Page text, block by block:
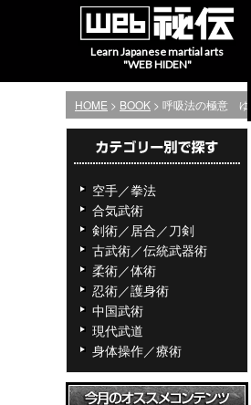
Learn Japanese martial arts
"WEB HIDEN"
HOME > BOOK > 呼吸法の極意 ゆ
空手／拳法
合気武術
剣術／居合／刀剣
古武術／伝統武器術
柔術／体術
忍術／護身術
中国武術
現代武道
身体操作／療術